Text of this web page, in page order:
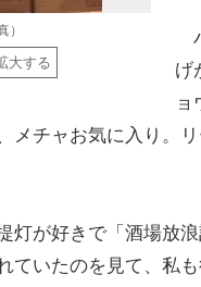
）
大する
げ
ョ
メチャお気に入り。
灯が好きで「酒場放
ていたのを見て、私